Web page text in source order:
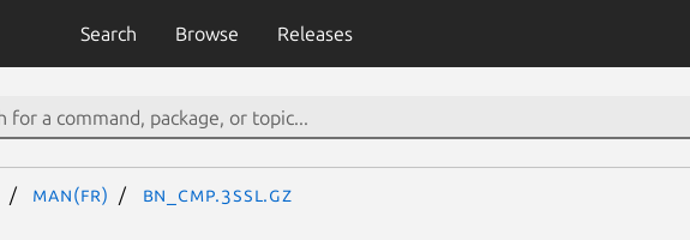
Search Browse Releases
man(fr) BN_cmp.3SSL.gz